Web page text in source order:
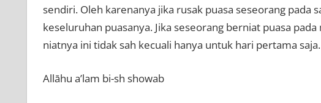
sendiri. Oleh karenanya jika rusak puasa seseorang
keseluruhan puasanya. Jika seseorang berniat puasa
niatnya ini tidak sah kecuali hanya untuk hari pertama saja.
Allāhu a’lam bi-sh showab